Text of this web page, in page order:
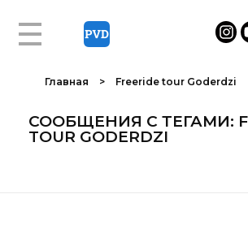
Главная > Freeride tour Goderdzi
СООБЩЕНИЯ С ТЕГАМИ:
TOUR GODERDZI